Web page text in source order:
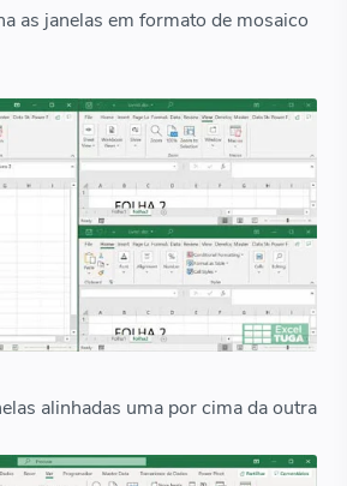
as janelas em formato de mosaico
alinhadas uma por cima da outra